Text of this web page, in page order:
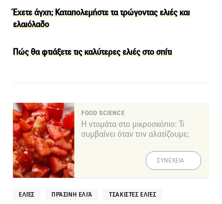
Έχετε άγχη; Καταπολεμήστε τα τρώγοντας ελιές και
ελαιόλαδο
Πώς θα φτιάξετε τις καλύτερες ελιές στο σπίτι
FOOD SCIENCE
Η ντομάτα στο μικροσκόπιο: Τι
συμβαίνει όταν την αλατίζουμε;
ΣΥΝΕΧΕΙΑ
ΕΛΙΈΣ ΠΡΆΣΙΝΗ ΕΛΙΆ ΤΣΑΚΙΣΤΈΣ ΕΛΙΈΣ